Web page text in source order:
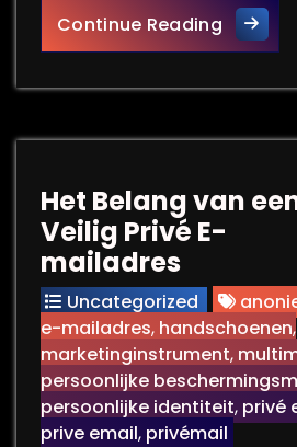
Continue ReadingOntdek
Het Belang van
Veilig Privé E-
mailadres
Uncategorized
e-mailadres, handschoenen,
marketinginstrument,
persoonlijke
persoonlijke identiteit, privé
prive email, privémail